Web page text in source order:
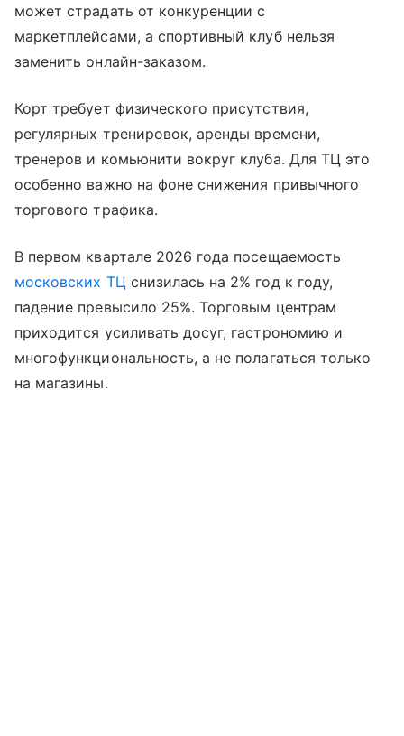
может страдать от конкуренции с
маркетплейсами, а спортивный клуб нельзя
заменить онлайн-заказом.
Корт требует физического присутствия,
регулярных тренировок, аренды времени,
тренеров и комьюнити вокруг клуба. Для ТЦ это
особенно важно на фоне снижения привычного
торгового трафика.
В первом квартале 2026 года посещаемость
московских ТЦснизилась на 2% год к году,
падение превысило 25%. Торговым центрам
приходится усиливать досуг, гастрономию и
многофункциональность, а не полагаться только
на магазины.